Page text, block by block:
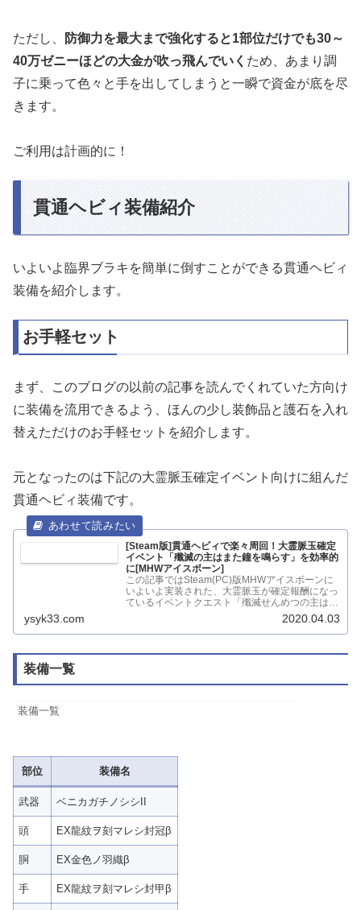
ただし、
防御力を最大まで強化すると1部位だけでも30～
40万ゼニーほどの大金が吹っ飛んでいく ため、あまり調
子に乗って色々と手を出してしまうと一瞬で資金が底を尽
きます。
ご利用は計画的に！
貫通ヘビィ装備紹介
いよいよ臨界ブラキを簡単に倒すことができる貫通ヘビィ
装備を紹介します。
お手軽セット
まず、このブログの以前の記事を読んでくれていた方向け
に装備を流用できるよう、ほんの少し装飾品と護石を入れ
替えただけのお手軽セットを紹介します。
元となったのは下記の大霊脈玉確定イベント向けに組んだ
貫通ヘビィ装備です。
[Steam版]貫通ヘビィで楽々周回！大霊脈玉確定
イベント「殲滅の主はまた鐘を鳴らす」を効率的
に[MHWアイスボーン]
この記事ではSteam(PC)版MHWアイスボーンに
いよいよ実装された、大霊脈玉が確定報酬になっ
ているイベントクエスト「殲滅せんめつの主はま
ysyk33.com 2020.04.03
装備一覧
装備一覧
部位 装備名
武器 ベニカガチノシシII
頭 EX龍紋ヲ刻マレシ封冠β
胴 EX金色ノ羽織β
手 EX龍紋ヲ刻マレシ封甲β